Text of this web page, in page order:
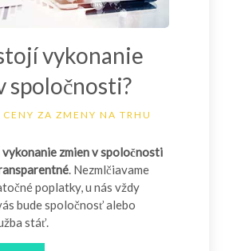
vykonanie
spoločnosti?
CENY ZA ZMENY NA TRHU
vykonanie zmien v spoločnosti
. Nezmlčiavame
poplatky, u nás vždy
bude spoločnosť alebo
stáť.